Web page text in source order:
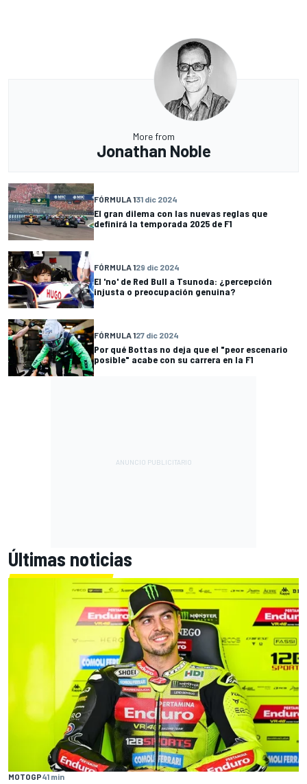
More from
Jonathan Noble
FÓRMULA 131 dic 2024
El gran dilema con las nuevas reglas que
definirá la temporada 2025 de F1
FÓRMULA 129 dic 2024
El 'no' de Red Bull a Tsunoda: ¿percepción
injusta o preocupación genuina?
FÓRMULA 127 dic 2024
Por qué Bottas no deja que el "peor escenario
posible" acabe con su carrera en la F1
Últimas noticias
MOTOGP41 min